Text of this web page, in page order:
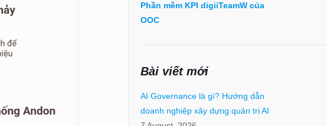
Phần mềm KPI digiiTeamW của
OOC
Bài viết mới
AI Governance là gì? Hướng dẫn
doanh nghiệp xây dựng quản trị AI